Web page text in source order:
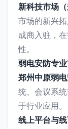
新科技市场（
市场的新兴
成商入驻，
性。
弱电安防专
郑州中原弱
统、会议系
于行业应用。
线上平台与